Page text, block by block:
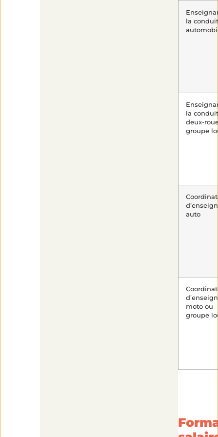
la
la
deux-
groupe
auto
moto ou
groupe